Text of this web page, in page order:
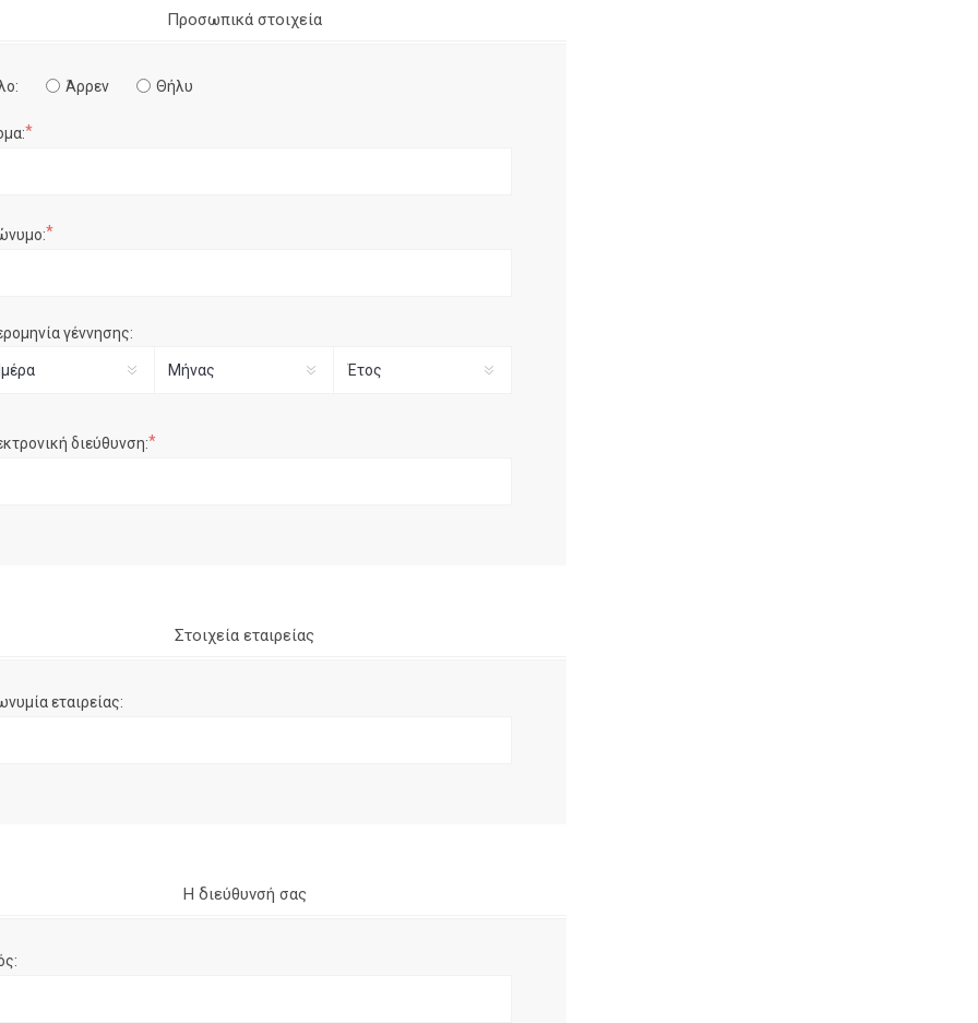
Προσωπικά στοιχεία
Άρρεν Θήλυ
*
*
γέννησης:
διεύθυνση:*
Στοιχεία εταιρείας
εταιρείας:
Η διεύθυνσή σας